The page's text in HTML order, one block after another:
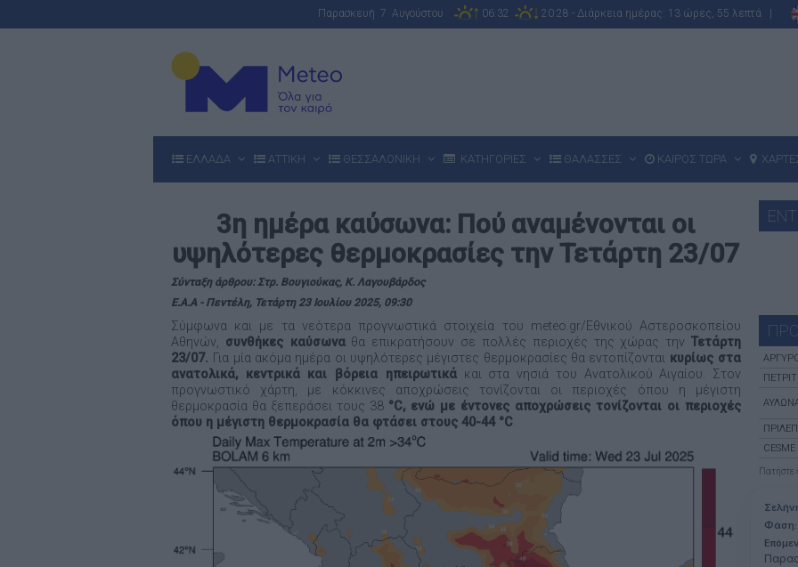
Παρασκευή 7 Αυγούστου 06:32 20:28 - Διάρκεια ημέρας: 13 ώρες, 55 λεπτά |
ΕΛΛΑΔΑ ΑΤΤΙΚΗ ΘΕΣΣΑΛΟΝΙΚΗ ΚΑΤΗΓΟΡΙΕΣ ΘΑΛΑΣΣΕΣ ΚΑΙΡΟΣ ΤΩΡΑ
3η ημέρα καύσωνα: Πού αναμένονται οι
υψηλότερες θερμοκρασίες την Τετάρτη 23/07
Σύνταξη άρθρου: Στρ. Βουγιούκας, Κ. Λαγουβάρδος
Ε.Α.Α - Πεντέλη, Τετάρτη 23 Ιουλίου 2025, 09:30
Σύμφωνα και με τα νεότερα προγνωστικά στοιχεία του meteo.gr/Εθνικού Αστεροσκοπείου
Αθηνών, συνθήκες καύσωναθα επικρατήσουν σε πολλές περιοχές της χώρας τηνΤετάρτη
23/07. Για μία ακόμα ημέρα οι υψηλότερες μέγιστες θερμοκρασίες θα εντοπίζονται κυρίως στα
ανατολικά, κεντρικά και βόρεια ηπειρωτικάκαι στα νησιά του Ανατολικού Αιγαίου. Στον
προγνωστικό χάρτη, με κόκκινες αποχρώσεις τονίζονται οι περιοχές όπου η μέγιστη
θερμοκρασία θα ξεπεράσει τους 38 °C, ενώ με έντονες αποχρώσεις τονίζονται οι περιοχές
όπου η μέγιστη θερμοκρασία θα φτάσει στους 40-44 °C
ΠΡΊΛΕΠ
CESME
Πατήστε
Φάση: